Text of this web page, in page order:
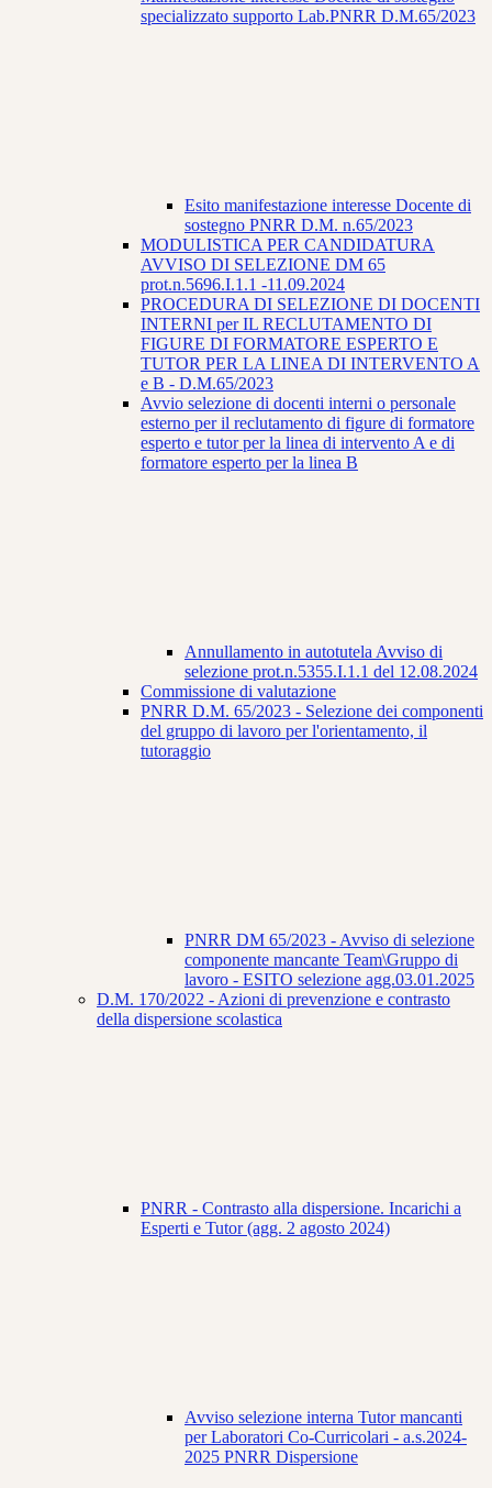
specializzato supporto Lab.PNRR D.M.65/2023
Esito manifestazione interesse Docente di
sostegno PNRR D.M. n.65/2023
MODULISTICA PER CANDIDATURA
AVVISO DI SELEZIONE DM 65
prot.n.5696.I.1.1 -11.09.2024
PROCEDURA DI SELEZIONE DI DOCENTI
INTERNI per IL RECLUTAMENTO DI
FIGURE DI FORMATORE ESPERTO E
TUTOR PER LA LINEA DI INTERVENTO A
e B - D.M.65/2023
Avvio selezione di docenti interni o personale
esterno per il reclutamento di figure di formatore
esperto e tutor per la linea di intervento A e di
formatore esperto per la linea B
Annullamento in autotutela Avviso di
selezione prot.n.5355.I.1.1 del 12.08.2024
Commissione di valutazione
PNRR D.M. 65/2023 - Selezione dei componenti
del gruppo di lavoro per l'orientamento, il
tutoraggio
PNRR DM 65/2023 - Avviso di selezione
componente mancante Team\Gruppo di
lavoro - ESITO selezione agg.03.01.2025
D.M. 170/2022 - Azioni di prevenzione e contrasto
della dispersione scolastica
PNRR - Contrasto alla dispersione. Incarichi a
Esperti e Tutor (agg. 2 agosto 2024)
Avviso selezione interna Tutor mancanti
per Laboratori Co-Curricolari - a.s.2024-
2025 PNRR Dispersione